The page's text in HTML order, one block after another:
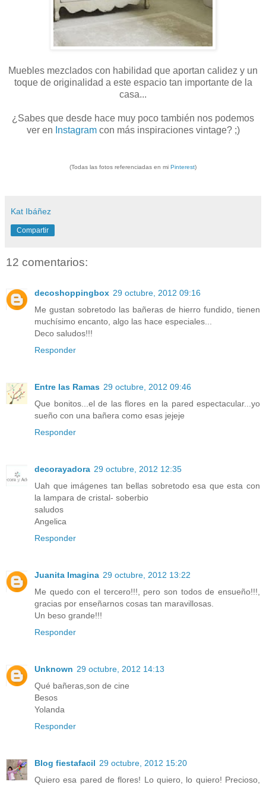
Muebles mezclados con habilidad que aportan calidez y un
toque de originalidad a este espacio tan importante de la
casa...
¿Sabes que desde hace muy poco también nos podemos
ver en Instagramcon más inspiraciones vintage? ;)
(Todas las fotos referenciadas en mi Pinterest)
Kat Ibáñez
Compartir
12 comentarios:
decoshoppingbox 29 octubre, 2012 09:16
Me gustan sobretodo las bañeras de hierro fundido, tienen
muchísimo encanto, algo las hace especiales...
Deco saludos!!!
Responder
Entre las Ramas 29 octubre, 2012 09:46
Que bonitos...el de las flores en la pared espectacular...yo
sueño con una bañera como esas jejeje
Responder
decorayadora 29 octubre, 2012 12:35
Uah que imágenes tan bellas sobretodo esa que esta con
la lampara de cristal- soberbio
saludos
Angelica
Responder
Juanita Imagina 29 octubre, 2012 13:22
Me quedo con el tercero!!!, pero son todos de ensueño!!!,
gracias por enseñarnos cosas tan maravillosas.
Un beso grande!!!
Responder
Unknown 29 octubre, 2012 14:13
Qué bañeras,son de cine
Besos
Yolanda
Responder
Blog fiestafacil 29 octubre, 2012 15:20
Quiero esa pared de flores! Lo quiero, lo quiero! Precioso,